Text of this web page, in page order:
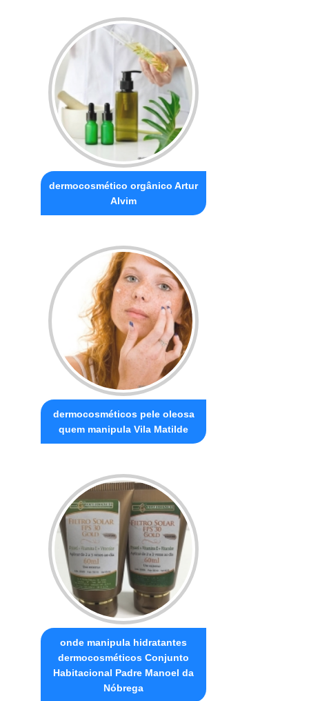
dermocosmético orgânico Artur
Alvim
dermocosméticos pele oleosa
quem manipula Vila Matilde
onde manipula hidratantes
dermocosméticos Conjunto
Habitacional Padre Manoel da
Nóbrega